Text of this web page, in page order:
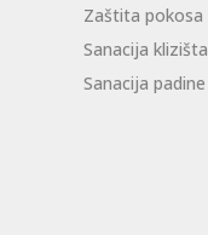
Zaštita pokosa
Sanacija klizišta
Sanacija padine